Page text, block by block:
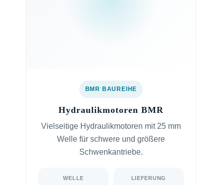
BMR BAUREIHE
Hydraulikmotoren BMR
Vielseitige Hydraulikmotoren mit 25 mm
Welle für schwere und größere
Schwenkantriebe.
WELLE LIEFERUNG